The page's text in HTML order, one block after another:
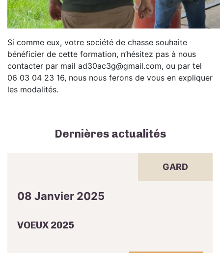
Si comme eux, votre société de chasse souhaite
bénéficier de cette formation, n’hésitez pas à nous
contacter par mail ad30ac3g@gmail.com, ou par tel
06 03 04 23 16, nous nous ferons de vous en expliquer
les modalités.
Dernières actualités
GARD
08 Janvier 2025
VOEUX 2025